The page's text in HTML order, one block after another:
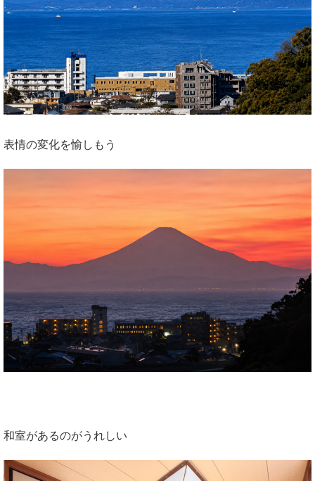
表情の変化を愉しもう
和室があるのがうれしい